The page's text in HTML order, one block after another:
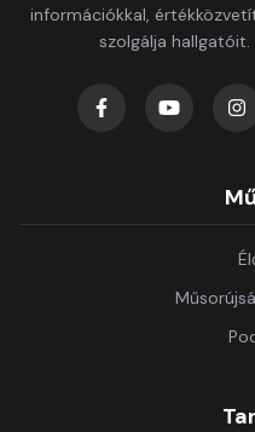
információkkal,
szolgálja